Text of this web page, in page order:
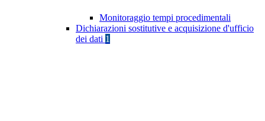
Monitoraggio tempi procedimentali
Dichiarazioni sostitutive e acquisizione d'ufficio
dei dati 1